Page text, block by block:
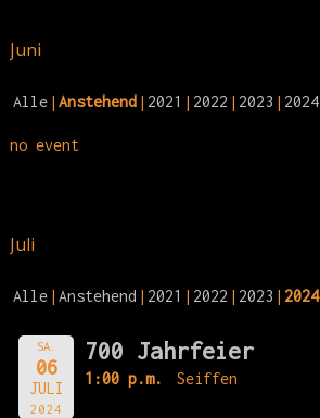
Juni
Alle Anstehend 2021 2022 2023 2024
no event
Juli
Alle Anstehend 2021 2022 2023 2024
SA.
06
JULI
2024
700 Jahrfeier
1:00 p.m. Seiffen